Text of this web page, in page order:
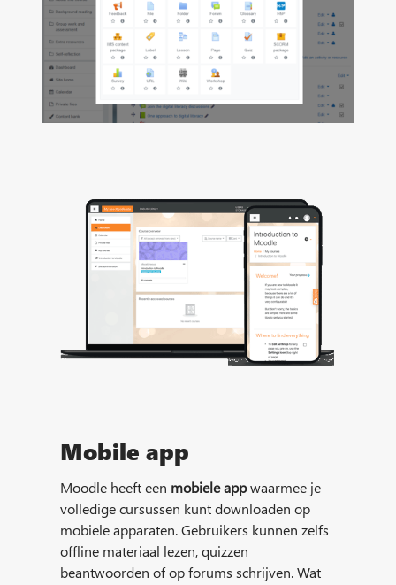
Mobile app
Moodle heeft een mobiele appwaarmee je
volledige cursussen kunt downloaden op
mobiele apparaten. Gebruikers kunnen zelfs
offline materiaal lezen, quizzen
beantwoorden of op forums schrijven. Wat